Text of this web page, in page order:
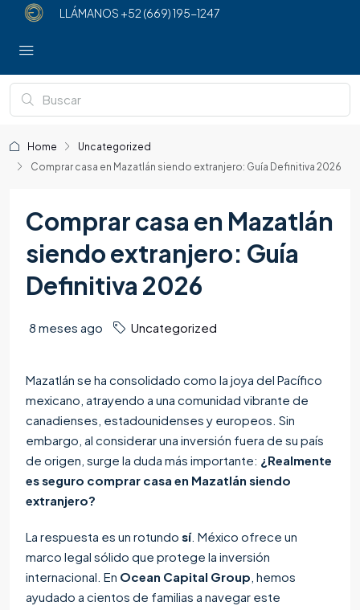
LLÁMANOS +52 (669) 195-1247
Home
Uncategorized
Comprar casa en Mazatlán siendo extranjero: Guía Definitiva 2026
Comprar casa en Mazatlán
siendo extranjero: Guía
Definitiva 2026
8 meses ago Uncategorized
Mazatlán se ha consolidado como la joya del Pacífico
mexicano, atrayendo a una comunidad vibrante de
canadienses, estadounidenses y europeos. Sin
embargo, al considerar una inversión fuera de su país
de origen, surge la duda más importante: ¿Realmente
es seguro comprar casa en Mazatlán siendo
extranjero?
La respuesta es un rotundo sí. México ofrece un
marco legal sólido que protege la inversión
internacional. En Ocean Capital Group , hemos
ayudado a cientos de familias a navegar este